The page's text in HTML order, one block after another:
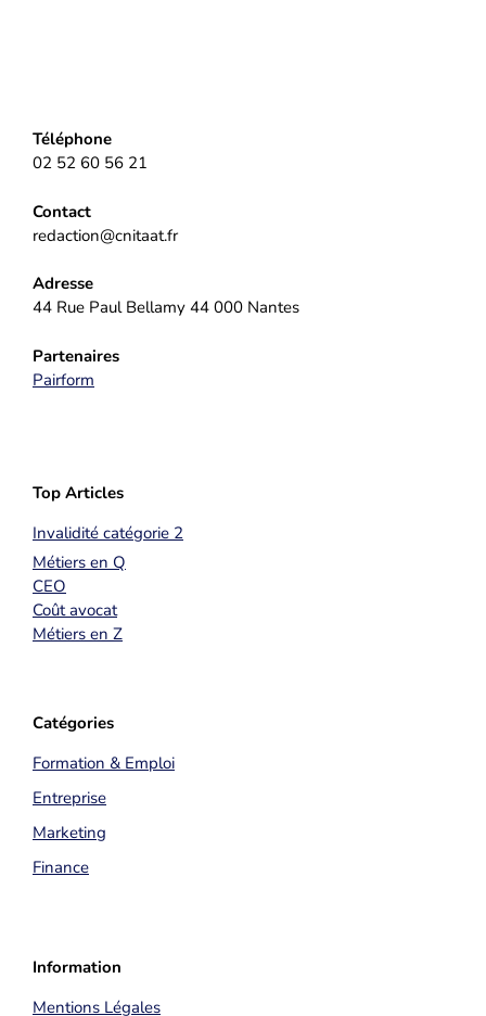
Téléphone
02 52 60 56 21
Contact
redaction@cnitaat.fr
Adresse
44 Rue Paul Bellamy 44 000 Nantes
Partenaires
Pairform
Top Articles
Invalidité catégorie 2
Métiers en Q
CEO
Coût avocat
Métiers en Z
Catégories
Formation & Emploi
Entreprise
Marketing
Finance
Information
Mentions Légales